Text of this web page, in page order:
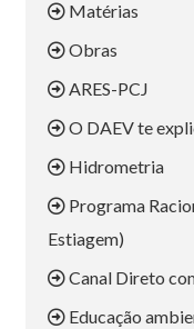
Matérias
Obras
ARES-PCJ
O DAEV te
Hidrometria
Programa
Estiagem)
Canal Direto
Educação